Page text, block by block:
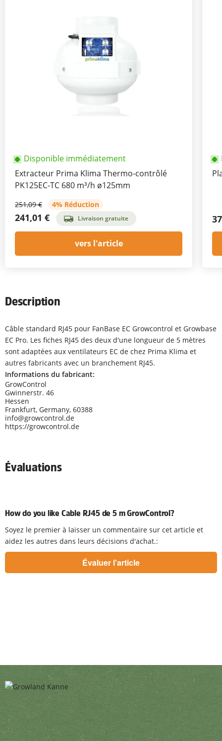
Disponible immédiatement
Extracteur Prima Klima Thermo-contrôlé
PK125EC-TC 680 m³/h ø125mm
251,09 € 4% Réduction
241,01 € Livraison gratuite
vers l'article
Description
Câble standard RJ45 pour FanBase EC Growcontrol et Growbase
EC Pro. Les fiches RJ45 des deux d'une longueur de 5 mètres
sont adaptées aux ventilateurs EC de chez Prima Klima et
autres fabricants avec un branchement RJ45.
Informations du fabricant:
GrowControl
Gwinnerstr. 46
Hessen
Frankfurt, Germany, 60388
info@growcontrol.de
https://growcontrol.de
Évaluations
How do you like Cable RJ45 de 5 m GrowControl?
Soyez le premier à laisser un commentaire sur cet article et
aidez les autres dans leurs décisions d'achat.: